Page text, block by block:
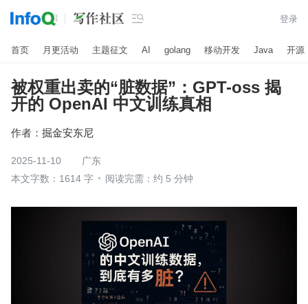
 登录
首页 月更活动 主题征文 AI golang 移动开发 Java 开源
被权重出卖的“脏数据”：GPT-oss 揭
开的 OpenAI 中文训练真相
作者： 掘金安东尼
2025-11-10
广东
本文字数：1614 字
阅读完需：约 5 分钟